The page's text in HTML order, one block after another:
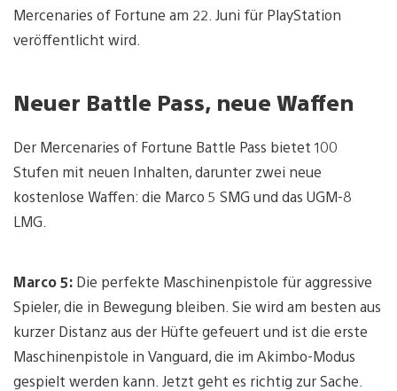
Mercenaries of Fortune am 22. Juni für PlayStation
veröffentlicht wird.
Neuer Battle Pass, neue Waffen
Der Mercenaries of Fortune Battle Pass bietet 100
Stufen mit neuen Inhalten, darunter zwei neue
kostenlose Waffen: die Marco 5 SMG und das UGM-8
LMG.
Marco 5: Die perfekte Maschinenpistole für aggressive
Spieler, die in Bewegung bleiben. Sie wird am besten aus
kurzer Distanz aus der Hüfte gefeuert und ist die erste
Maschinenpistole in Vanguard, die im Akimbo-Modus
gespielt werden kann. Jetzt geht es richtig zur Sache.